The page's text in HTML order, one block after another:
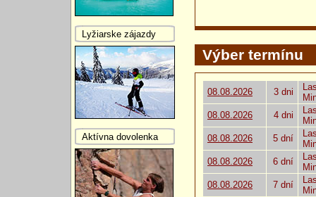
Výber termínu
08.08.2026 3 dni
08.08.2026
4 dni
08.08.2026
5 dní
08.08.2026
6 dní
08.08.2026
7 dní
Lyžiarske zájazdy
Aktívna dovolenka